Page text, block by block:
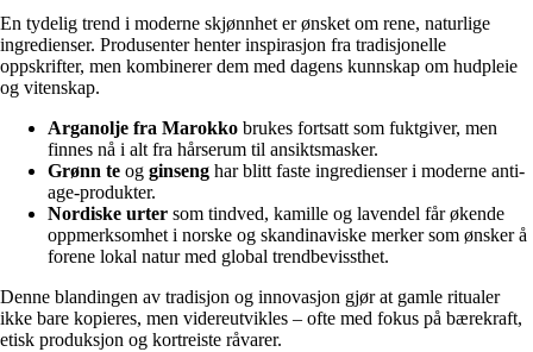
En tydelig trend i moderne skjønnhet er ønsket om rene, naturlige
ingredienser. Produsenter henter inspirasjon fra tradisjonelle
oppskrifter, men kombinerer dem med dagens kunnskap om hudpleie
og vitenskap.
Arganolje fra Marokko brukes fortsatt som fuktgiver, men
finnes nå i alt fra hårserum til ansiktsmasker.
Grønn te og ginseng har blitt faste ingredienser i moderne anti-
age-produkter.
Nordiske urter som tindved, kamille og lavendel får økende
oppmerksomhet i norske og skandinaviske merker som ønsker å
forene lokal natur med global trendbevissthet.
Denne blandingen av tradisjon og innovasjon gjør at gamle ritualer
ikke bare kopieres, men videreutvikles – ofte med fokus på bærekraft,
etisk produksjon og kortreiste råvarer.